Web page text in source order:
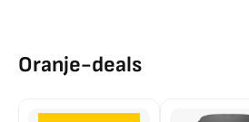
Oranje-deals